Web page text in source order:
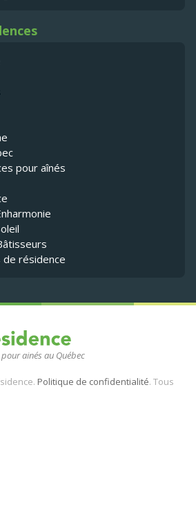
ainés au Québec
Politique de confidentialité. Tous
pour aînés
résidence